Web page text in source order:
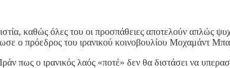
καθώς όλες του οι προσπάθειες αποτελούν απλώς
ο πρόεδρος του ιρανικού κοινοβουλίου Μοχαμάντ
ο ιρανικός λαός «ποτέ» δεν θα διστάσει να